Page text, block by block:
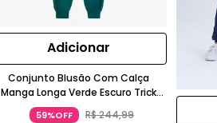
Adicionar
Conjunto Blusão Com Calça
Manga Longa Verde Escuro Trick
Nick
59%OFF R$244,99